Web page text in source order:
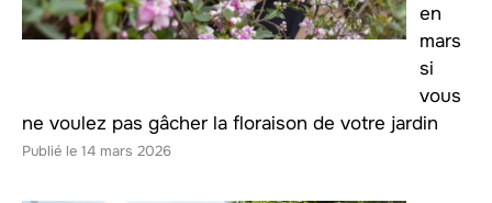
en
mars
si
vous
ne voulez pas gâcher la floraison de votre jardin
14 mars 2026